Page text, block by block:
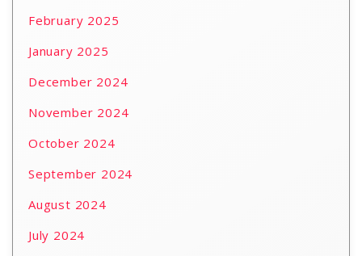
February 2025
January 2025
December 2024
November 2024
October 2024
September 2024
August 2024
July 2024